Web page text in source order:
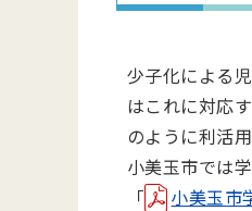
少子化による
はこれに対応
のように利活
小美玉市では
「
小美玉市